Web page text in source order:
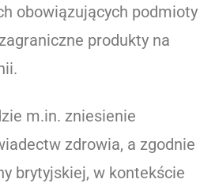
obowiązujących podmioty
produkty na
m.in. zniesienie
zdrowia, a zgodnie
brytyjskiej, w kontekście